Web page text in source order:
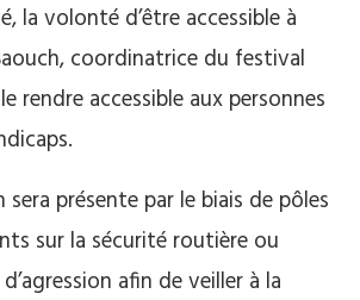
la volonté d’être accessible à
coordinatrice du festival
rendre accessible aux personnes
présente par le biais de pôles
sur la sécurité routière ou
afin de veiller à la